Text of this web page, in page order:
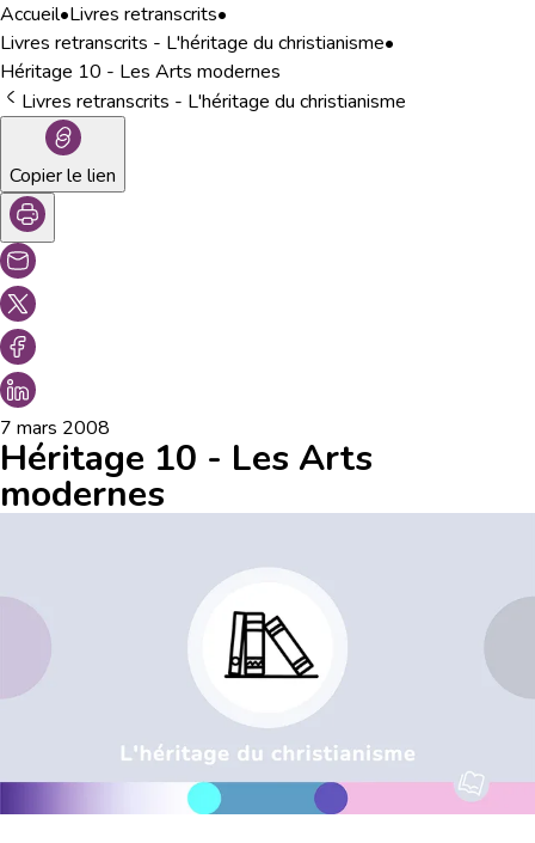
Accueil•Livres retranscrits•
Livres retranscrits - L'héritage du christianisme•
Héritage 10 - Les Arts modernes
Livres retranscrits - L'héritage du christianisme
Copier le lien
7 mars 2008
Héritage 10 - Les Arts
modernes